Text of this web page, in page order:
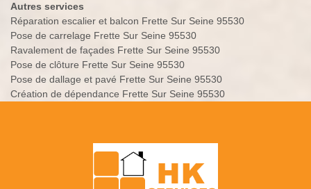
Autres services
Réparation escalier et balcon Frette Sur Seine 95530
Pose de carrelage Frette Sur Seine 95530
Ravalement de façades Frette Sur Seine 95530
Pose de clôture Frette Sur Seine 95530
Pose de dallage et pavé Frette Sur Seine 95530
Création de dépendance Frette Sur Seine 95530